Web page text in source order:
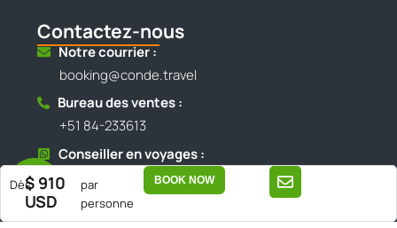
Dès$ 910
USD
par
personne
BOOK NOW
Contactez-nous
Notre courrier :
booking@conde.travel
Bureau des ventes :
+51 84-233613
Conseiller en voyages :
+51 984 800 095
+51 921 780 848
(Assistance directe via WhatsApp)